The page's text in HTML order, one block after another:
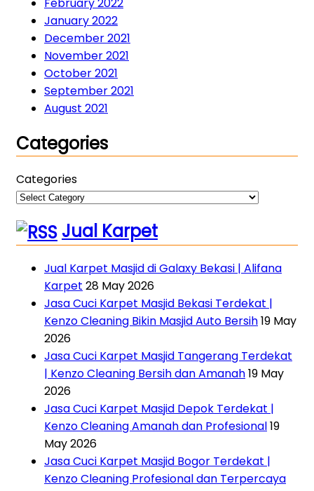
January 2022
December 2021
November 2021
October 2021
September 2021
August 2021
Categories
Categories
Jual Karpet
Jual Karpet Masjid di Galaxy Bekasi | Alifana
Karpet 28 May 2026
Jasa Cuci Karpet Masjid Bekasi Terdekat |
Kenzo Cleaning Bikin Masjid Auto Bersih19 May
2026
Jasa Cuci Karpet Masjid Tangerang Terdekat
| Kenzo Cleaning Bersih dan Amanah19 May
2026
Jasa Cuci Karpet Masjid Depok Terdekat |
Kenzo Cleaning Amanah dan Profesional19
May 2026
Jasa Cuci Karpet Masjid Bogor Terdekat |
Kenzo Cleaning Profesional dan Terpercaya